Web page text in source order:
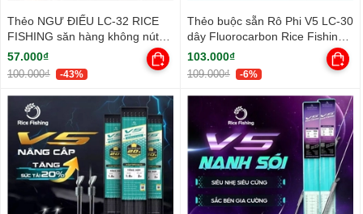
Thẻo NGƯ ĐIẾU LC-32 RICE
FISHING săn hàng không nút
thắt
57.000₫
100.000₫ -43%
Thẻo buộc sẵn Rô Phi V5 LC-30
dây Fluorocarbon Rice Fishing
cải tiến
103.000₫
109.000₫ -6%